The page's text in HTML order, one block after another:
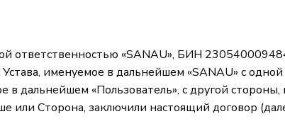
ответственностью «SANAU», БИН
именуемое в дальнейшем «SANAU» с
в дальнейшем «Пользователь», с другой
или Сторона, заключили настоящий договор